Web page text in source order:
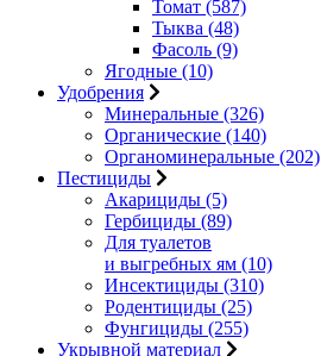
Томат (587)
Тыква (48)
Фасоль (9)
Ягодные (10)
Удобрения
Минеральные (326)
Органические (140)
Органоминеральные (202)
Пестициды
Акарициды (5)
Гербициды (89)
Для туалетов
и выгребных ям (10)
Инсектициды (310)
Родентициды (25)
Фунгициды (255)
Укрывной материал